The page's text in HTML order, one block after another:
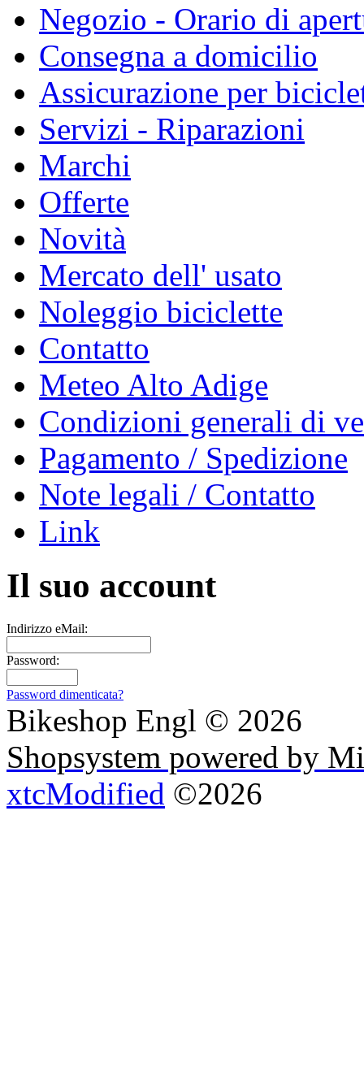
Negozio - Orario di
Consegna a domicilio
Assicurazione per
Servizi - Riparazioni
Marchi
Offerte
Novità
Mercato dell' usato
Noleggio biciclette
Contatto
Meteo Alto Adige
Condizioni generali di
Pagamento / Spedizione
Note legali / Contatto
Link
Il suo account
Indirizzo eMail:
Password:
Password dimenticata?
Bikeshop Engl © 2026
Shopsystem powered by
xtcModified ©2026